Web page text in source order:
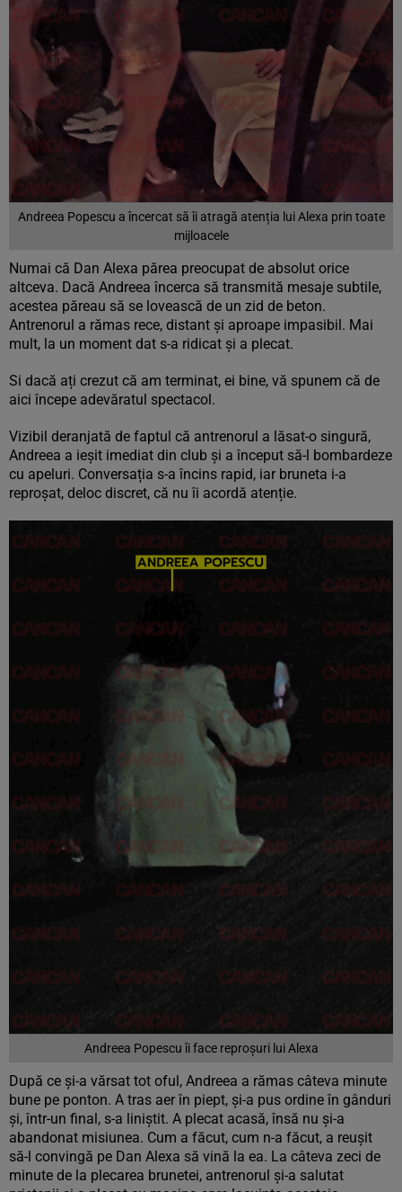
Andreea Popescu a încercat să îi atragă atenția lui Alexa prin toate
mijloacele
Numai că Dan Alexa părea preocupat de absolut orice
altceva. Dacă Andreea încerca să transmită mesaje subtile,
acestea păreau să se lovească de un zid de beton.
Antrenorul a rămas rece, distant și aproape impasibil. Mai
mult, la un moment dat s-a ridicat și a plecat.
Si dacă ați crezut că am terminat, ei bine, vă spunem că de
aici începe adevăratul spectacol.
Vizibil deranjată de faptul că antrenorul a lăsat-o singură,
Andreea a ieșit imediat din club și a început să-l bombardeze
cu apeluri. Conversația s-a încins rapid, iar bruneta i-a
reproșat, deloc discret, că nu îi acordă atenție.
Andreea Popescu îi face reproșuri lui Alexa
După ce și-a vărsat tot oful, Andreea a rămas câteva minute
bune pe ponton. A tras aer în piept, și-a pus ordine în gânduri
și, într-un final, s-a liniștit. A plecat acasă, însă nu și-a
abandonat misiunea. Cum a făcut, cum n-a făcut, a reușit
să-l convingă pe Dan Alexa să vină la ea. La câteva zeci de
minute de la plecarea brunetei, antrenorul și-a salutat